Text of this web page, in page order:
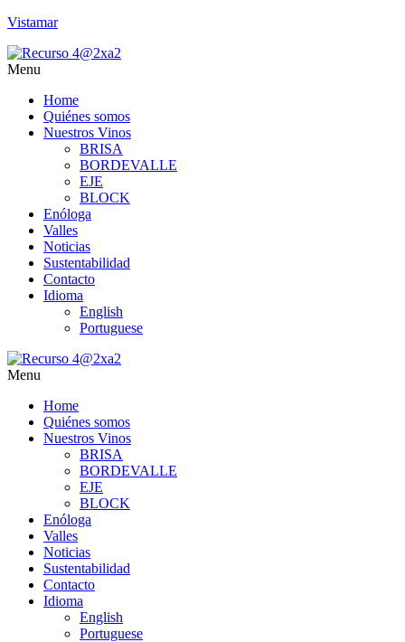
Vistamar
Menu
Home
Quiénes somos
Nuestros Vinos
BRISA
BORDEVALLE
EJE
BLOCK
Enóloga
Valles
Noticias
Sustentabilidad
Contacto
Idioma
English
Portuguese
Menu
Home
Quiénes somos
Nuestros Vinos
BRISA
BORDEVALLE
EJE
BLOCK
Enóloga
Valles
Noticias
Sustentabilidad
Contacto
Idioma
English
Portuguese